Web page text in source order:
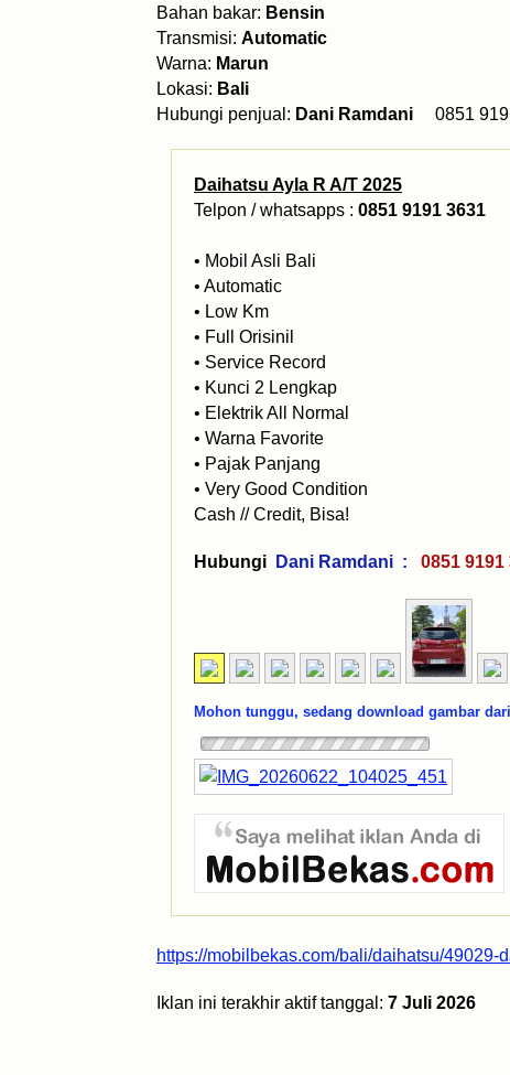
Bahan bakar: Bensin
Transmisi: Automatic
Warna: Marun
Lokasi: Bali
Hubungi penjual: Dani Ramdani 0851
Daihatsu Ayla R A/T 2025
Telpon / whatsapps : 0851 9191 3631
• Mobil Asli Bali
• Automatic
• Low Km
• ⁠Full Orisinil
• ⁠Service Record
• ⁠Kunci 2 Lengkap
• Elektrik All Normal
• ⁠Warna Favorite
• Pajak Panjang
• Very Good Condition
Cash // Credit, Bisa!
Hubungi Dani Ramdani : 0851
Mohon tunggu, sedang download gambar
https://mobilbekas.com/bali/daihatsu/49029-
Iklan ini terakhir aktif tanggal: 7 Juli 2026